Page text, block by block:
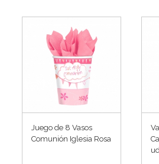
Juego de 8 Vasos
Comunión Iglesia Rosa